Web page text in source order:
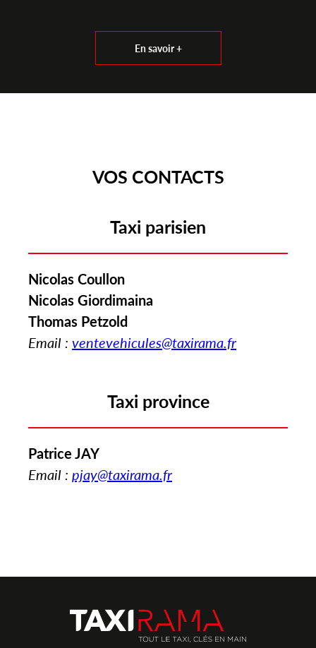
En savoir +
VOS CONTACTS
Taxi parisien
Nicolas Coullon
Nicolas Giordimaina
Thomas Petzold
Email : ventevehicules@taxirama.fr
Taxi province
Patrice JAY
Email : pjay@taxirama.fr